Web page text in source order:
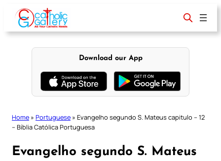
content
Download our App
Home » Portuguese » Evangelho segundo S. Mateus capitulo – 12
– Bíblia Católica Portuguesa
Evangelho segundo S. Mateus